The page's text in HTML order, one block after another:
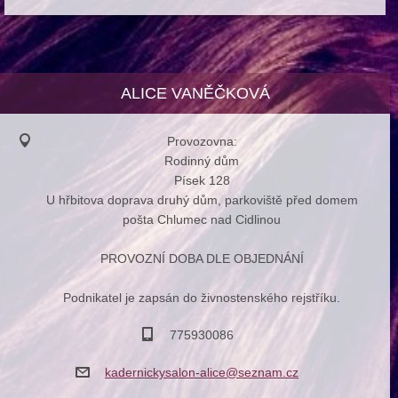
ALICE VANĚČKOVÁ
Provozovna:
Rodinný dům
Písek 128
U hřbitova doprava druhý dům, parkoviště před domem
pošta Chlumec nad Cidlinou
PROVOZNÍ DOBA DLE OBJEDNÁNÍ
Podnikatel je zapsán do živnostenského rejstříku.
775930086
kadernickysalon-alice@seznam.cz